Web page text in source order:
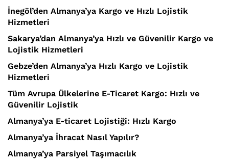
İnegöl’den Almanya’ya Kargo ve Hızlı Lojistik
Hizmetleri
Sakarya’dan Almanya’ya Hızlı ve Güvenilir Kargo ve
Lojistik Hizmetleri
Gebze’den Almanya’ya Hızlı Kargo ve Lojistik
Hizmetleri
Tüm Avrupa Ülkelerine E-Ticaret Kargo: Hızlı ve
Güvenilir Lojistik
Almanya’ya E-ticaret Lojistiği: Hızlı Kargo
Almanya’ya İhracat Nasıl Yapılır?
Almanya’ya Parsiyel Taşımacılık